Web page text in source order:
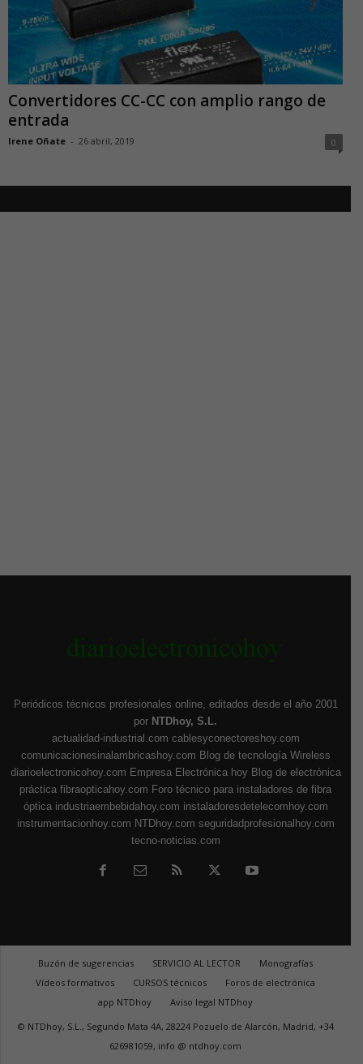
Convertidores CC-CC con amplio rango de
entrada
Irene Oñate - 26 abril, 2019 0
Periódicos técnicos profesionales online, editados desde el año 2001
por NTDhoy, S.L.
actualidad-industrial.com cablesyconectoreshoy.com
comunicacionesinalambricashoy.com Blog de tecnología Wireless
diarioelectronicohoy.com Empresa Electrónica hoy Blog de electrónica
práctica fibraopticahoy.com Foro técnico para instaladores de fibra
óptica industriaembebidahoy.com instaladoresdetelecomhoy.com
instrumentacionhoy.com NTDhoy.com seguridadprofesionalhoy.com
tecno-noticias.com
Buzón de sugerencias SERVICIO AL LECTOR
Monografías
Vídeos formativos
CURSOS técnicos
Foros de electrónica
app NTDhoy
Aviso legal NTDhoy
© NTDhoy, S.L., Segundo Mata 4A, 28224 Pozuelo de Alarcón, Madrid, +34
626981059, info @ ntdhoy.com